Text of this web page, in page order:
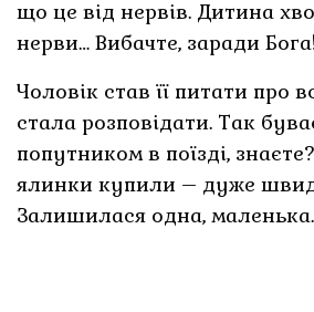
що це від нервів. Дитина
нерви… Вибачте, заради
Чоловік став її питати про
стала розповідати. Так
попутником в поїзді,
ялинки купили – дуже
Залишилася одна,